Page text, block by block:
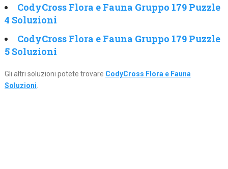
CodyCross Flora e Fauna Gruppo 179 Puzzle
4 Soluzioni
CodyCross Flora e Fauna Gruppo 179 Puzzle
5 Soluzioni
Gli altri soluzioni potete trovare CodyCross Flora e Fauna
Soluzioni.